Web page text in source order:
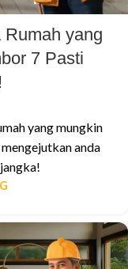
yang
7 Pasti
yang mungkin
anda